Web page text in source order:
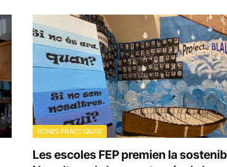
BONES PRÀCTIQUES
Les escoles FEP premien la